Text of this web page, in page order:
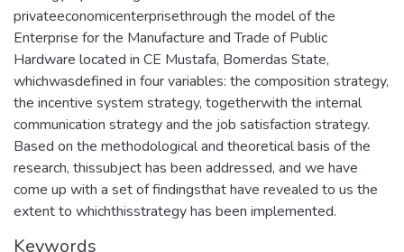
privateeconomicenterprisethrough the model of the
Enterprise for the Manufacture and Trade of Public
Hardware located in CE Mustafa, Bomerdas State,
whichwasdefined in four variables: the composition strategy,
the incentive system strategy, togetherwith the internal
communication strategy and the job satisfaction strategy.
Based on the methodological and theoretical basis of the
research, thissubject has been addressed, and we have
come up with a set of findingsthat have revealed to us the
extent to whichthisstrategy has been implemented.
Keywords